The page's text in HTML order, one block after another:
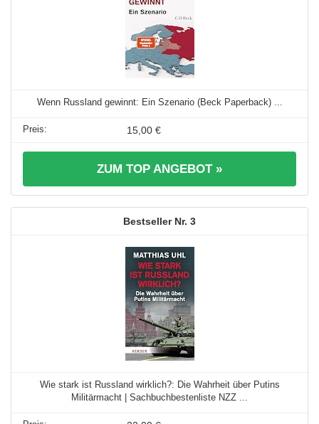
Wenn Russland gewinnt: Ein Szenario (Beck Paperback) ...
15,00 €
ZUM TOP ANGEBOT »
3
Wie stark ist Russland wirklich?: Die Wahrheit über Putins
Militärmacht | Sachbuchbestenliste NZZ ...